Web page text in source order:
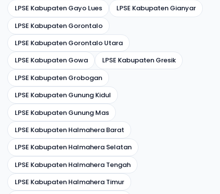
LPSE Kabupaten Gayo Lues
LPSE Kabupaten Gianyar
LPSE Kabupaten Gorontalo
LPSE Kabupaten Gorontalo Utara
LPSE Kabupaten Gowa
LPSE Kabupaten Gresik
LPSE Kabupaten Grobogan
LPSE Kabupaten Gunung Kidul
LPSE Kabupaten Gunung Mas
LPSE Kabupaten Halmahera Barat
LPSE Kabupaten Halmahera Selatan
LPSE Kabupaten Halmahera Tengah
LPSE Kabupaten Halmahera Timur